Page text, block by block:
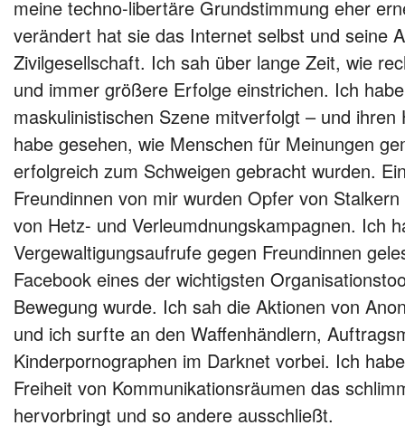
meine techno-libertäre Grundstimmung eher
verändert hat sie das Internet selbst und seine
Zivilgesellschaft. Ich sah über lange Zeit, wie
und immer größere Erfolge einstrichen. Ich
maskulinistischen Szene mitverfolgt – und
habe gesehen, wie Menschen für Meinungen
erfolgreich zum Schweigen gebracht wurden.
Freundinnen von mir wurden Opfer von
von Hetz- und Verleumdnungskampagnen. Ich
Vergewaltigungsaufrufe gegen Freundinnen
Facebook eines der wichtigsten
Bewegung wurde. Ich sah die Aktionen von
und ich surfte an den Waffenhändlern,
Kinderpornographen im Darknet vorbei. Ich
Freiheit von Kommunikationsräumen das
hervorbringt und so andere ausschließt.